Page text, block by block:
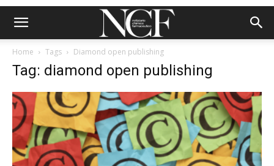
Home Tags Diamond open publishing
Tag: diamond open publishing